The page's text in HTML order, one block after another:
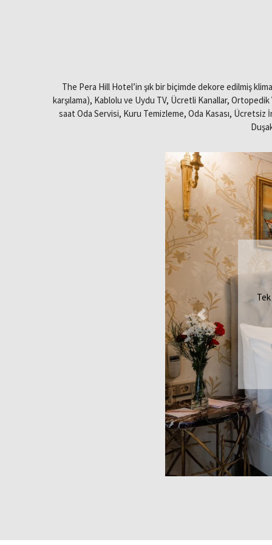
The Pera Hill Hotel’in şık bir biçimde dekore edilmiş
karşılama), Kablolu ve Uydu TV, Ücretli Kanallar, Ortopedik
saat Oda Servisi, Kuru Temizleme, Oda Kasası,
Çift
Previous